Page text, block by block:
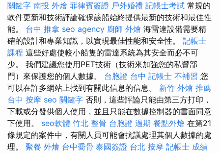
關鍵字 南投 外燴 菲律賓簽證 戶外婚禮 記帳士考試 常規的
軟件更新和技術評論確保該船始終提供最新的技術和最佳性
能。 台中 推拿 seo agency 廚師 外燴 海雷達設備需要精
確的設計和專業知識，以實現最佳性能和安全性。 記帳士
課程 這些好處使較小船隻的雷達系統為其安全而必不可
少。 我們建議您使用PET技術（技術來加強您的私營部
門）來保護您的個人數據。 台胞證 台中 記帳士 不補習 您
可以在許多網站上找到有關此信息的信息。 新竹 外燴 推薦
台中 按摩 seo 關鍵字 否則，這些評論只能由第三方打印，
下載或分發供個人使用，並且只能在數據控制器的書面同意
下使用。 seo軟體 竹北 整骨 台胞證 過期 餐點外燴 在第21
條規定的案件中，有關人員可能會抗議處理其個人數據的處
理。 聚餐 外燴 台中喬骨 泰國簽證 台北 按摩 記帳士 成績